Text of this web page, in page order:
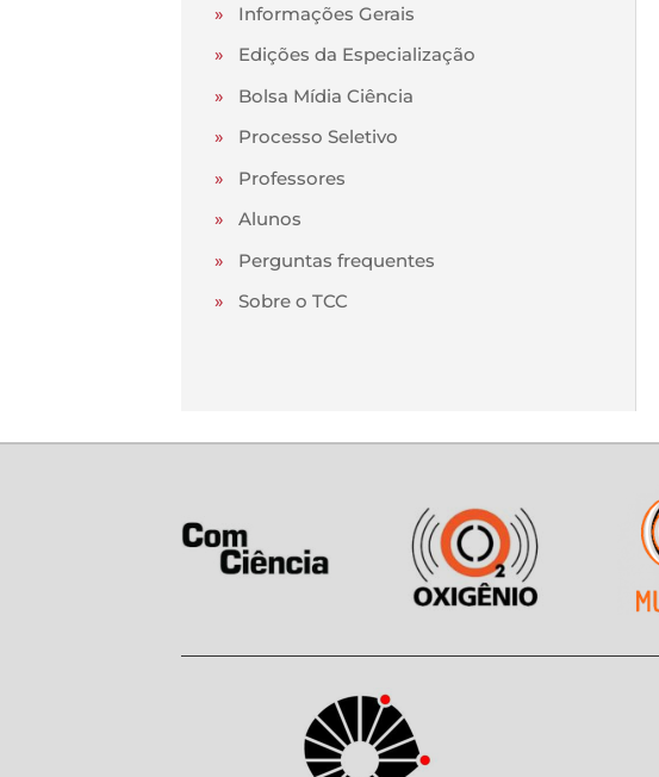
» Informações Gerais
» Edições da Especialização
» Bolsa Mídia Ciência
» Processo Seletivo
» Professores
» Alunos
» Perguntas frequentes
» Sobre o TCC